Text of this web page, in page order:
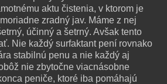
aktu čistenia, v ktorom je
zradný jav. Máme z nej
účinný a šetrný. Avšak tento
Nie každý surfaktant pení rovnako
stabilnú penu a nie každý aj
nie zbytočne viacnásobne
peniče, ktoré iba pomáhajú